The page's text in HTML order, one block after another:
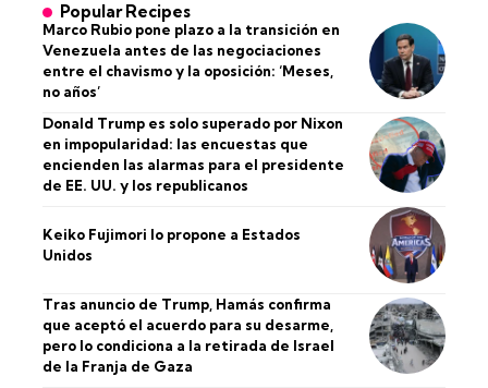
Popular Recipes
Marco Rubio pone plazo a la transición en
Venezuela antes de las negociaciones
entre el chavismo y la oposición: ‘Meses,
no años’
Donald Trump es solo superado por Nixon
en impopularidad: las encuestas que
encienden las alarmas para el presidente
de EE. UU. y los republicanos
Keiko Fujimori lo propone a Estados
Unidos
Tras anuncio de Trump, Hamás confirma
que aceptó el acuerdo para su desarme,
pero lo condiciona a la retirada de Israel
de la Franja de Gaza